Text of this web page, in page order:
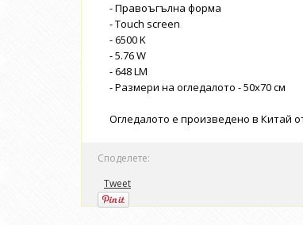
- Правоъгълна форма
- Touch screen
- 6500 K
- 5.76 W
- 648 LM
- Размери на огледалото - 50x70 см
Огледалото е произведено в Китай
Споделете:
Tweet